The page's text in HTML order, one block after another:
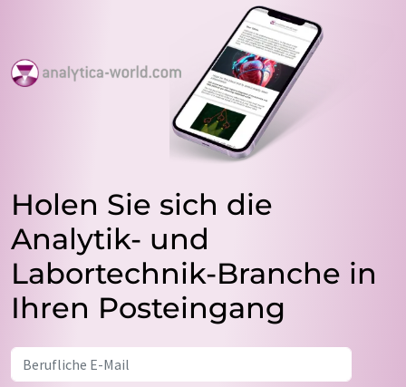
Holen Sie sich die
Analytik- und
Labortechnik-Branche in
Ihren Posteingang